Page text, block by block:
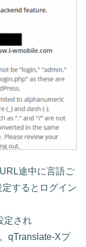
途中に言語ご
するとログイン
定され
qTranslate-Xプ